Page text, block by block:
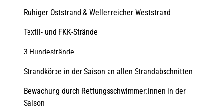
Ruhiger Oststrand & Wellenreicher Weststrand
Textil- und FKK-Strände
3 Hundestrände
Strandkörbe in der Saison an allen Strandabschnitten
Bewachung durch Rettungsschwimmer:innen in der
Saison